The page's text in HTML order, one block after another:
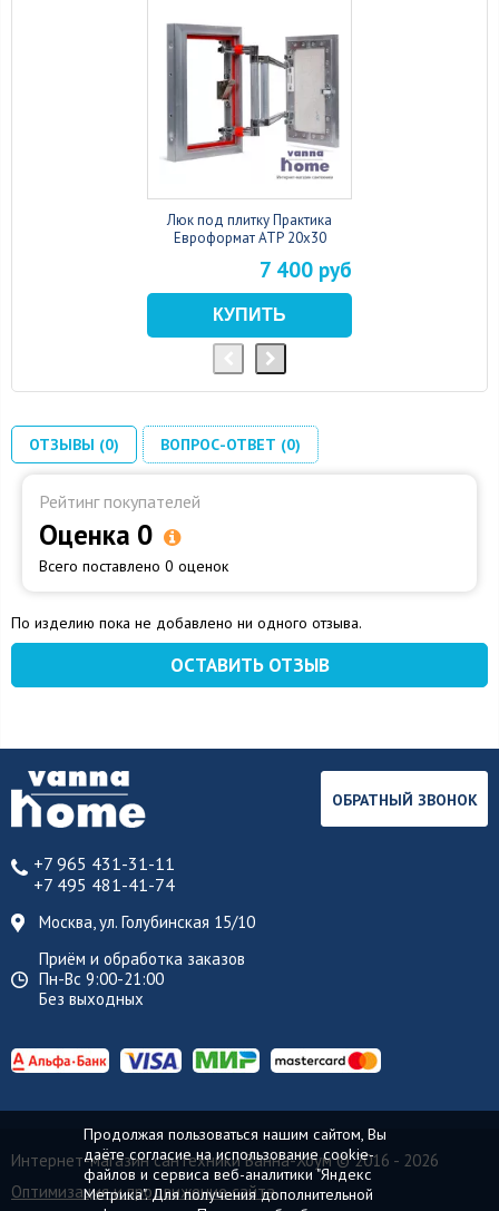
Люк под плитку Практика
Евроформат АТР 20x30
7 400 руб
ОТЗЫВЫ (0) ВОПРОС-ОТВЕТ (0)
Рейтинг покупателей
Оценка 0
Всего поставлено 0 оценок
По изделию пока не добавлено ни одного отзыва.
ОСТАВИТЬ ОТЗЫВ
+7 965 431-31-11
+7 495 481-41-74
Москва, ул. Голубинская 15/10
Приём и обработка заказов
Пн-Вс 9:00-21:00
Без выходных
ОБРАТНЫЙ ЗВОНОК
Интернет-магазин сантехники Ванна-Хоум© 2016 - 2026
Оптимизация и продвижение сайта
Продолжая пользоваться нашим сайтом, Вы
даёте согласие на использование cookie-
файлов и сервиса веб-аналитики "Яндекс
Метрика". Для получения дополнительной